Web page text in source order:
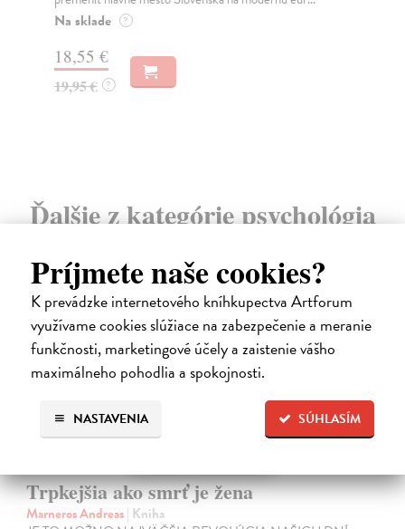
Príjmete naše cookies?
K prevádzke internetového kníhkupectva Artforum
využívame cookies slúžiace na zabezpečenie a meranie
funkčnosti, marketingové účely a zaistenie vášho
maximálneho pohodlia a spokojnosti.
SÚHLASÍM
NASTAVENIA
Na sklade ?
30,22 €
32,85 € ?
Ďalšie z kategórie psychológia
Trpkejšia ako smrť je žena
Marneros Andreas| Kniha